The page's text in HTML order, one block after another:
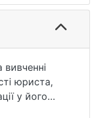
283
юриста,
у його